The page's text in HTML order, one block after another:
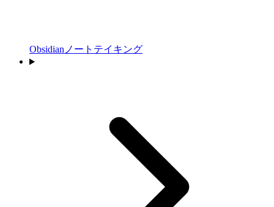
Obsidianノートテイキング